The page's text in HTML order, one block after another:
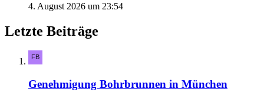
4. August 2026 um 23:54
Letzte Beiträge
Genehmigung Bohrbrunnen in München